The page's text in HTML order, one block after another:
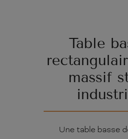
Table
massif
Une table basse